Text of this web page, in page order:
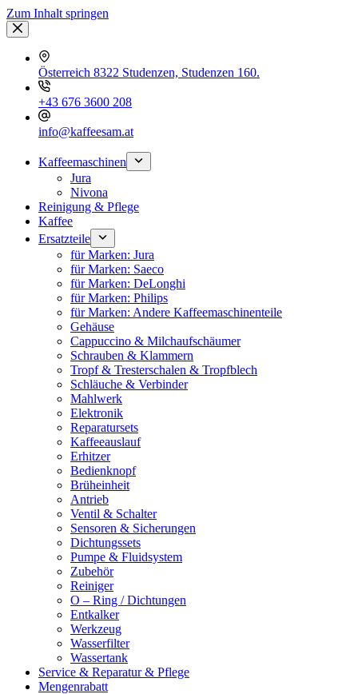
Zum Inhalt springen
Österreich 8322 Studenzen, Studenzen 160.
+43 676 3600 208
info@kaffeesam.at
Kaffeemaschinen
Jura
Nivona
Reinigung & Pflege
Kaffee
Ersatzteile
für Marken: Jura
für Marken: Saeco
für Marken: DeLonghi
für Marken: Philips
für Marken: Andere Kaffeemaschinenteile
Gehäuse
Cappuccino & Milchaufschäumer
Schrauben & Klammern
Tropf & Tresterschalen & Tropfblech
Schläuche & Verbinder
Mahlwerk
Elektronik
Reparatursets
Kaffeeauslauf
Erhitzer
Bedienknopf
Brüheinheit
Antrieb
Ventil & Schalter
Sensoren & Sicherungen
Dichtungssets
Pumpe & Fluidsystem
Zubehör
Reiniger
O – Ring / Dichtungen
Entkalker
Werkzeug
Wasserfilter
Wassertank
Service & Reparatur & Pflege
Mengenrabatt